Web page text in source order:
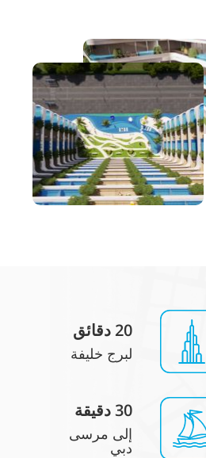
20 دقائق
لبرج خليفة
30 دقيقة
إلى مرسى
دبي